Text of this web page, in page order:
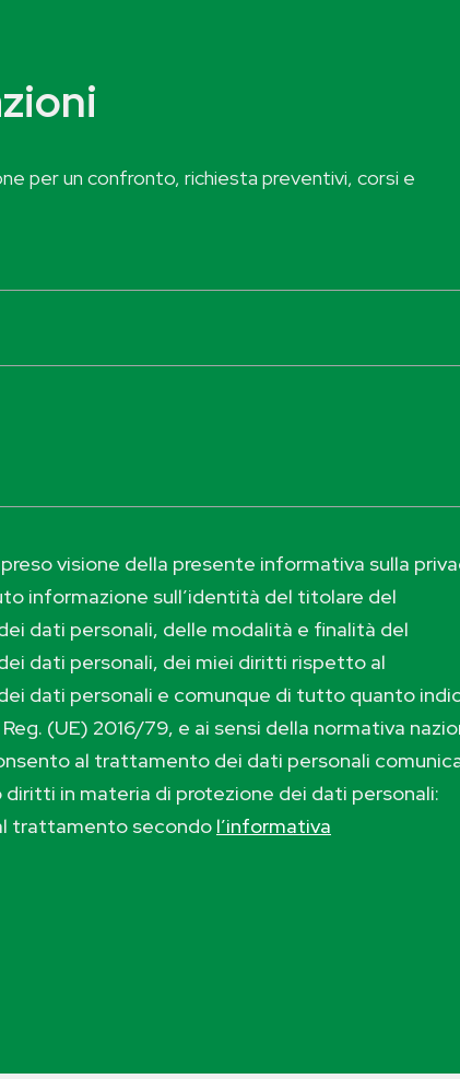
per un confronto, richiesta preventivi, corsi e
visione della presente informativa sulla
informazione sull’identità del titolare del
dati personali, delle modalità e finalità del
dati personali, dei miei diritti rispetto al
dati personali e comunque di tutto quanto
Reg. (UE) 2016/79, e ai sensi della normativa
al trattamento dei dati personali
diritti in materia di protezione dei dati personali:
trattamento secondo l’informativa